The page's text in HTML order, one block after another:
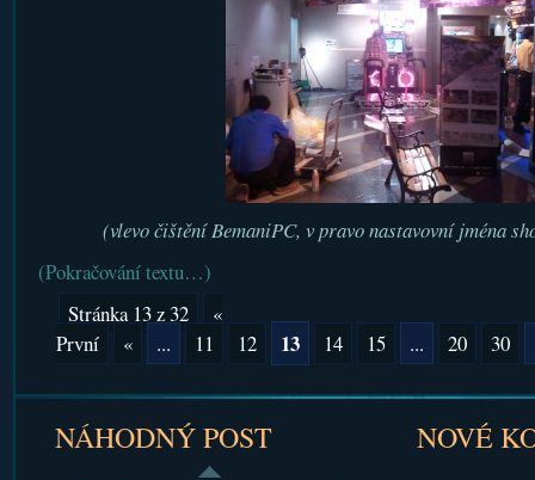
(vlevo čištění BemaniPC, v pravo nastavovní jména
(Pokračování textu…)
Stránka 13 z 32
«
První
« ... 11 12 13 14 15 ... 20 30
NÁHODNÝ POST NOVÉ